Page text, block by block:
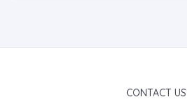
CONTACT US